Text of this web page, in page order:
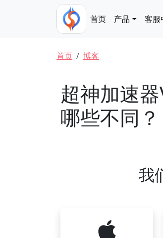
Main navigation
首页 产品 客服
面包屑
首页 博客
超神加速
哪些不同？
我